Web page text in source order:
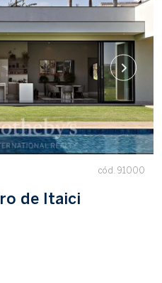
cód. 91000
de Itaici